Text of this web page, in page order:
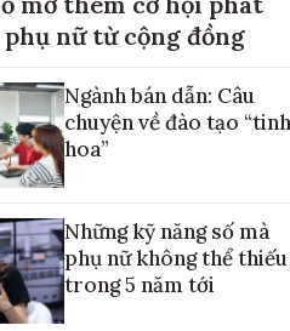
nữ từ cộng đồng
Ngành bán dẫn: Câu
chuyện về đào tạo “tinh
hoa”
Những kỹ năng số mà
phụ nữ không thể thiếu
trong 5 năm tới